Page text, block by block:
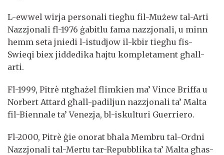
L-ewwel wirja personali tiegħu fil-Mużew tal-Arti
Nazzjonali fl-1976 ġabitlu fama nazzjonali, u minn
hemm seta jniedi l-istudjow il-kbir tiegħu fis-
Swieqi biex jiddedika ħajtu kompletament għall-
arti.
Fl-1999, Pitrè ntgħażel flimkien ma’ Vince Briffa u
Norbert Attard għall-padiljun nazzjonali ta’ Malta
fil-Biennale ta’ Venezja, bl-iskulturi Guerriero.
Fl-2000, Pitrè ġie onorat bħala Membru tal-Ordni
Nazzjonali tal-Mertu tar-Repubblika ta’ Malta għas-